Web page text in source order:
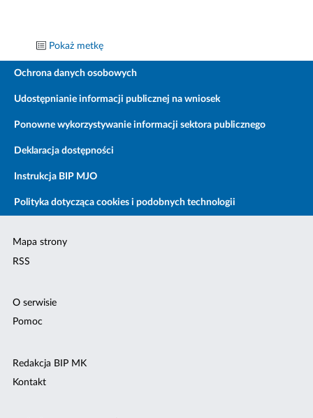
Pokaż metkę
Ochrona danych osobowych
Udostępnianie informacji publicznej na wniosek
Ponowne wykorzystywanie informacji sektora publicznego
Deklaracja dostępności
Instrukcja BIP MJO
Polityka dotycząca cookies i podobnych technologii
Mapa strony
RSS
O serwisie
Pomoc
Redakcja BIP MK
Kontakt